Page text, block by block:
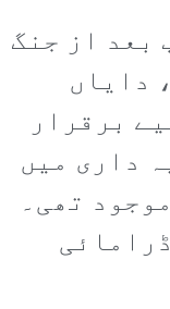
بعد از جنگ
دایاں
برقرار
داری میں
تھی۔